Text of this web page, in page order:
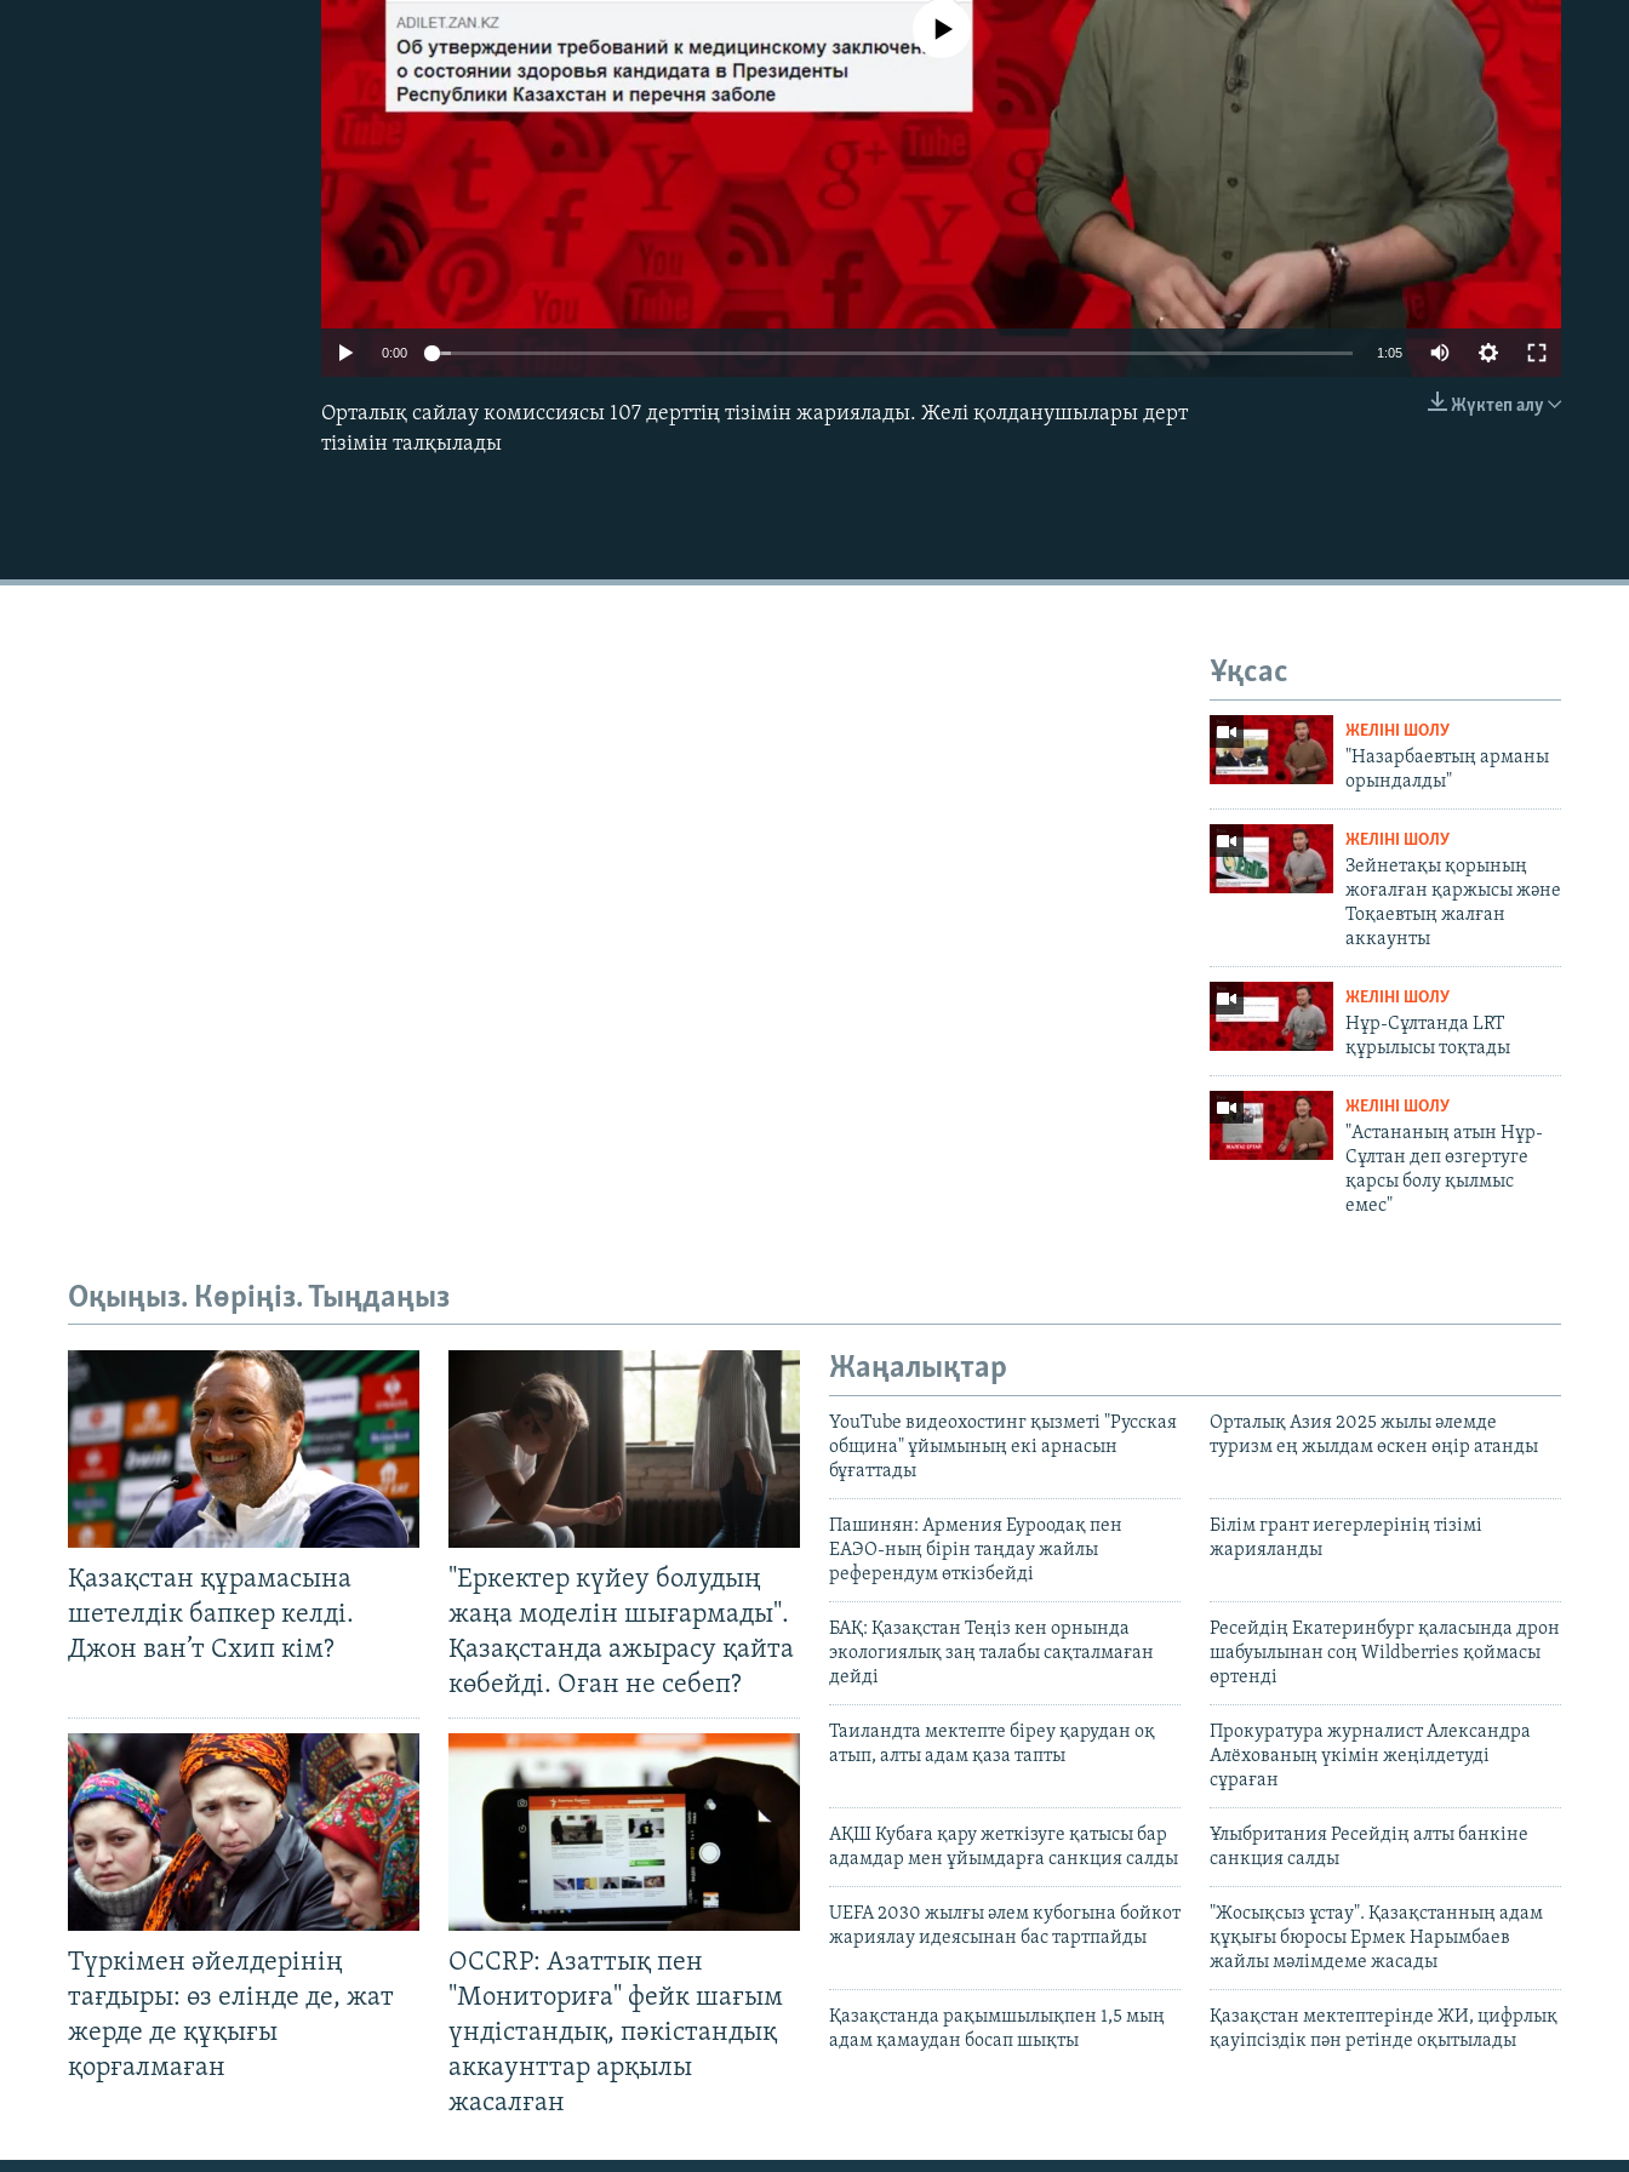
EMBED
No media source currently available
0:00 1:05
Жүктеп алу
Орталық сайлау комиссиясы 107 дерттің тізімін жариялады. Желі қолданушылары дерт
тізімін талқылады
Ұқсас
ЖЕЛІНІ ШОЛУ
"Назарбаевтың арманы
орындалды"
ЖЕЛІНІ ШОЛУ
Зейнетақы қорының
жоғалған қаржысы және
Тоқаевтың жалған
аккаунты
ЖЕЛІНІ ШОЛУ
Нұр-Сұлтанда LRT
құрылысы тоқтады
ЖЕЛІНІ ШОЛУ
"Астананың атын Нұр-
Сұлтан деп өзгертуге
қарсы болу қылмыс
емес"
Оқыңыз. Көріңіз. Тыңдаңыз
Қазақстан құрамасына
шетелдік бапкер келді.
Джон ван’т Схип кім?
"Еркектер күйеу болудың
жаңа моделін шығармады".
Қазақстанда ажырасу қайта
көбейді. Оған не себеп?
Түркімен әйелдерінің
тағдыры: өз елінде де, жат
жерде де құқығы
қорғалмаған
OCCRP: Азаттық пен
"Мониториға" фейк шағым
үндістандық, пәкістандық
аккаунттар арқылы
жасалған
Жаңалықтар
YouTube видеохостинг қызметі "Русская
община" ұйымының екі арнасын
бұғаттады
Орталық Азия 2025 жылы әлемде
туризм ең жылдам өскен өңір атанды
Пашинян: Армения Еуроодақ пен
ЕАЭО-ның бірін таңдау жайлы
референдум өткізбейді
Білім грант иегерлерінің тізімі
жарияланды
БАҚ: Қазақстан Теңіз кен орнында
экологиялық заң талабы сақталмаған
дейді
Ресейдің Екатеринбург қаласында дрон
шабуылынан соң Wildberries қоймасы
өртенді
Таиландта мектепте біреу қарудан оқ
атып, алты адам қаза тапты
Прокуратура журналист Александра
Алёхованың үкімін жеңілдетуді
сұраған
АҚШ Кубаға қару жеткізуге қатысы бар
адамдар мен ұйымдарға санкция салды
Ұлыбритания Ресейдің алты банкіне
санкция салды
UEFA 2030 жылғы әлем кубогына бойкот
жариялау идеясынан бас тартпайды
"Жосықсыз ұстау". Қазақстанның адам
құқығы бюросы Ермек Нарымбаев
жайлы мәлімдеме жасады
Қазақстанда рақымшылықпен 1,5 мың
адам қамаудан босап шықты
Қазақстан мектептерінде ЖИ, цифрлық
қауіпсіздік пән ретінде оқытылады